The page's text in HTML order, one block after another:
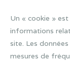
Un « cookie »
informations
site. Les
mesures de